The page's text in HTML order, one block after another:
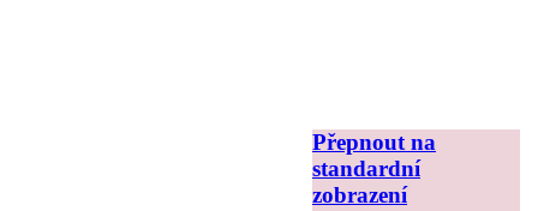
Přepnout na
standardní
zobrazení